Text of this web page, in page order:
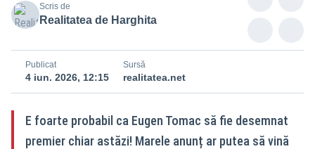
Scris de
Realitatea de Harghita
Publicat
4 iun. 2026, 12:15
Sursă
realitatea.net
E foarte probabil ca Eugen Tomac să fie desemnat
premier chiar astăzi! Marele anunț ar putea să vină